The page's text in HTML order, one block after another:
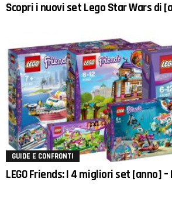
Scopri i nuovi set Lego Star Wars di
GUIDE E CONFRONTI
LEGO Friends: I 4 migliori set [anno]